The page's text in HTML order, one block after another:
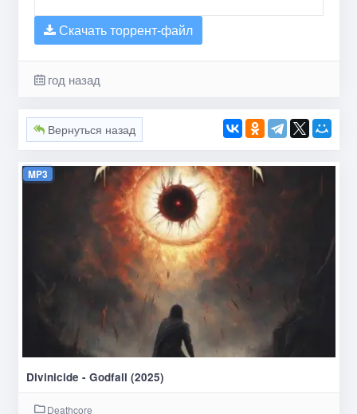
Скачать торрент-файл
год назад
Вернуться назад
MP3
Divinicide - Godfall (2025)
Deathcore